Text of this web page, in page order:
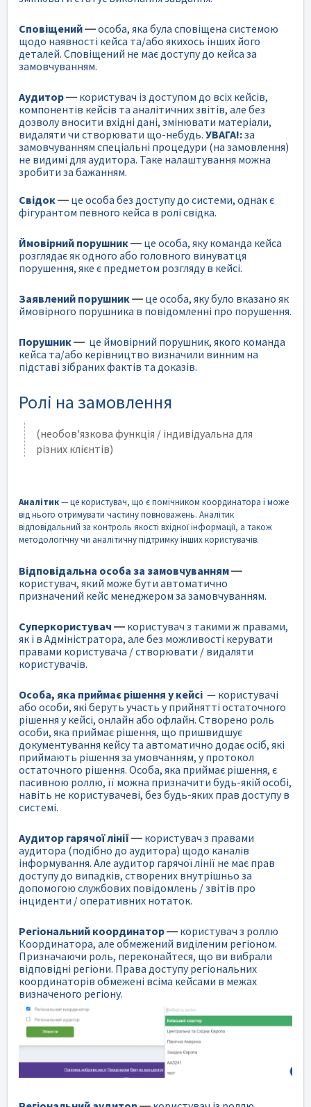
Сповіщений—особа, яка була сповіщена системою
щодо наявності кейса та/або якихось інших його
деталей. Сповіщений не має доступу до кейса за
замовчуванням.
Аудитор— користувач із доступом до всіх кейсів,
компонентів кейсів та аналітичних звітів, але без
дозволу вносити вхідні дані, змінювати матеріали,
видаляти чи створювати що-небудь. УВАГА!:за
замовчуванням спеціальні процедури (на замовлення)
не видимі для аудитора. Таке налаштування можна
зробити за бажанням.
Свідок— це особа без доступу до системи, однак є
фігурантом певного кейса в ролі свідка.
Ймовірний порушник— це особа, яку команда кейса
розглядає як одного або головного винуватця
порушення, яке є предметом розгляду в кейсі.
Заявлений порушник— це особа, яку було вказано як
ймовірного порушника в повідомленні про порушення.
Порушник— це ймовірний порушник, якого команда
кейса та/або керівництво визначили винним на
підставі зібраних фактів та доказів.
Ролі на замовлення
(необов'язкова функція / індивідуальна для
різних клієнтів)
Аналітик— це користувач, що є помічником координатора і може
від нього отримувати частину повноважень. Аналітик
відповідальний за контроль якості вхідної інформації, а також
методологічну чи аналітичну підтримку інших користувачів.
Відповідальна особа за замовчуванням—
користувач, який може бути автоматично
призначений кейс менеджером за замовчуванням.
Суперкористувач — користувач з такими ж правами,
як і в Адміністратора, але без можливості керувати
правами користувача / створювати / видаляти
користувачів.
Особа, яка приймає рішення у кейсі — користувачі
або особи, які беруть участь у прийнятті остаточного
рішення у кейсі, онлайн або офлайн. Створено роль
особи, яка приймає рішення, що пришвидшує
документування кейсу та автоматично додає осіб, які
приймають рішення за умовчанням, у протокол
остаточного рішення. Особа, яка приймає рішення, є
пасивною роллю, її можна призначити будь-якій особі,
навіть не користувачеві, без будь-яких прав доступу в
системі.
Аудитор гарячої лінії— користувач з правами
аудитора (подібно до аудитора) щодо каналів
інформування. Але аудитор гарячої лінії не має прав
доступу до випадків, створених внутрішньо за
допомогою службових повідомлень / звітів про
інциденти / оперативних нотаток.
Регіональний координатор— користувач з роллю
Координатора, але обмежений виділеним регіоном.
Призначаючи роль, переконайтеся, що ви вибрали
відповідні регіони. Права доступу регіональних
координаторів обмежені всіма кейсами в межах
визначеного регіону.